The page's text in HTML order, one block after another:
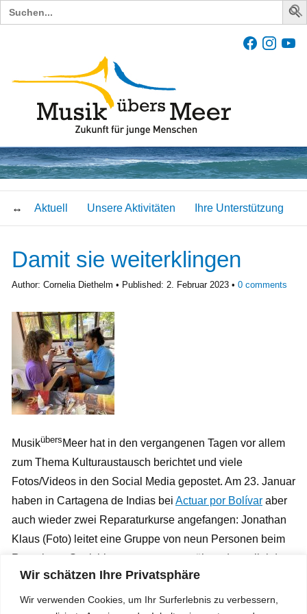
Wir schätzen Ihre Privatsphäre
Wir verwenden Cookies, um Ihr Surferlebnis zu verbessern,
Search
for:
Aktuell Unsere Aktivitäten Ihre Unterstützung
Damit sie weiterklingen
Author: Cornelia Diethelm Published: 2. Februar 2023 0 comments
Musikübers Meer hat in den vergangenen Tagen vor allem
zum Thema Kulturaustausch berichtet und viele
Fotos/Videos in den Social Media gepostet. Am 23. Januar
haben in Cartagena de Indias bei Actuar por Bolívar aber
auch wieder zwei Reparaturkurse angefangen: Jonathan
Klaus (Foto) leitet eine Gruppe von neun Personen beim
Reparieren Streichinstrumenten an, während parallel dazu
Robin Kirchhofer und sein Assistent Dubán Silgado
zusammen mit zehn jungen Frauen und Männern